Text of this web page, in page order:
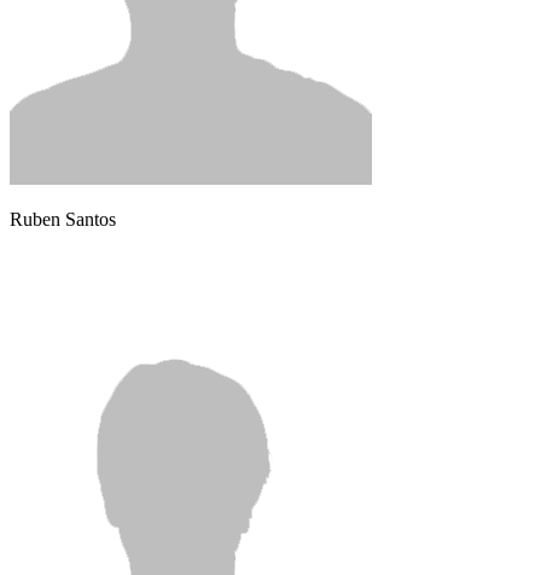
Ruben Santos